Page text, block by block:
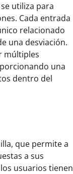
utiliza para
Cada entrada
relacionado
una desviación.
múltiples
una
dentro del
que permite a
a sus
usuarios tienen